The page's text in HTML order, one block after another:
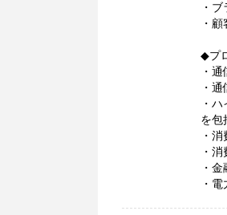
・
・
◆プ
・
・
・
を包
・
・
・
・